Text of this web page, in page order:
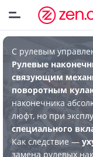
С рулевым
Рулевые
связующим
поворотным
наконечника
люфт, но при
специального
Как следствие —
замена рулевых